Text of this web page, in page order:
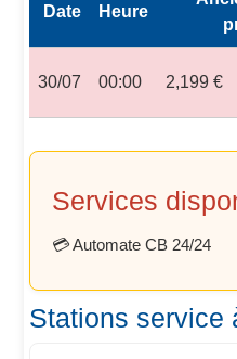
Date Heure
30/07 00:00 2,199 €
Services
💳 Automate CB 24/24
Stations service